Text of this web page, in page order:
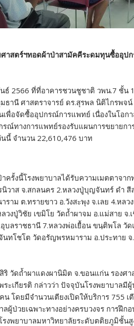
าสตร์ฯทอดผ้าป่าสามัคคีระดมทุนซื้ออุป
ธ์ 2566 ที่ที่อาคารชวนชูชาติ วพน.7 ชั้น
ธานี ศาสตราจารย์ ดร.สุรพล นิติไกรพจ
เพื่อจัดซื้ออุปกรณ์การแพทย์ เนื่องในโอก
ณ์ทางการแพทย์รองรับแผนการขยายก
นี้ จำนวน 22,610,476 บาท
รั้งนี้โรงพยาบาลได้รับความเมตตาจาก
นิวาส จ.สกลนคร 2.หลวงปู่บุญจันทร์ ดำ
าม ต.ทรายขาว อ.วังสะพุง จ.เลย 4.ห
วงปู่วิชัย เขมิโย วัดถ้ำผาจม อ.แม่สาย
บลราชธานี 7.หลวงพ่อเยื้อน ขนฺติพโล วั
นทโชโต วัดอรัญพรหมาราม อ.ประทาย
ริ วัดถ้ำผาแดงผานิมิต จ.ขอนแก่น รองศ
ระเกียรติ กล่าวว่า ปัจจุบันโรงพยาบาล
โดยมีจำนวนเตียงเปิดให้บริการ 755 เ
ลผู้ป่วยเฉพาะทางอย่างครบวงจร การฝึ
รงพยาบาลมหาวิทยาลัยระดับตติยภูมิชั้น